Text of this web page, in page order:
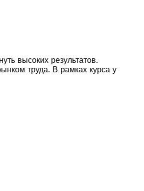
высоких результатов.
труда. В рамках курса у